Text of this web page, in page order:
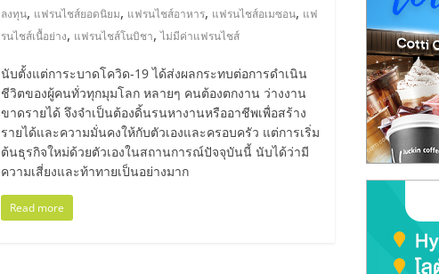
ลงทุน, แฟรนไชส์ยอดนิยม, แฟรนไชส์อาหาร, แฟรนไชส์อเมซอน, แฟ
รนไชส์เนื้อย่าง, แฟรนไชส์โนบิชา,ไม่มีค่าแฟรนไชส์
นับตั้งแต่การะบาดโควิด-19 ได้ส่งผลกระทบต่อการดำเนิน
ชีวิตของผู้คนทั่วทุกมุมโลก หลายๆ คนต้องตกงาน ว่างงาน
ขาดรายได้ จึงจำเป็นต้องดิ้นรนหางานหรืออาชีพเพื่อสร้าง
รายได้และความมั่นคงให้กับตัวเองและครอบครัว แต่การเริ่ม
ต้นธุรกิจใหม่ด้วยตัวเองในสถานการณ์ปัจจุบันนี้ นับได้ว่ามี
ความเสี่ยงและท้าทายเป็นอย่างมาก
Read more